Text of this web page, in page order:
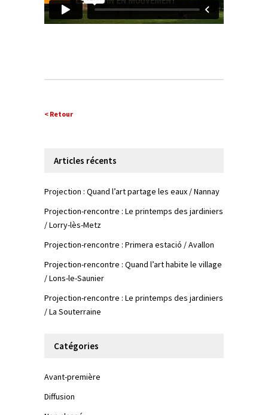
< Retour
Articles récents
Projection : Quand l’art partage les eaux / Nannay
Projection-rencontre : Le printemps des jardiniers
/ Lorry-lès-Metz
Projection-rencontre : Primera estació / Avallon
Projection-rencontre : Quand l’art habite le village
/ Lons-le-Saunier
Projection-rencontre : Le printemps des jardiniers
/ La Souterraine
Catégories
Avant-première
Diffusion